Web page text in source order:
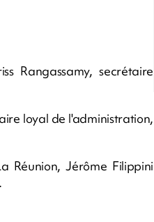
Rangassamy, secrétaire
loyal de l'administration,
Réunion, Jérôme Filippini